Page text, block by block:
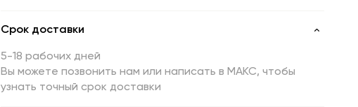
Срок доставки
5-18 рабочих дней
Вы можете позвонить нам или написать в МАКС, чтобы
узнать точный срок доставки